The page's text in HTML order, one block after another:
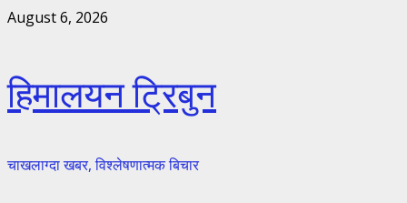
Skip
August 6, 2026
हिमालयन ट्रिबुन
चाखलाग्दा खबर, विश्लेषणात्मक बिचार